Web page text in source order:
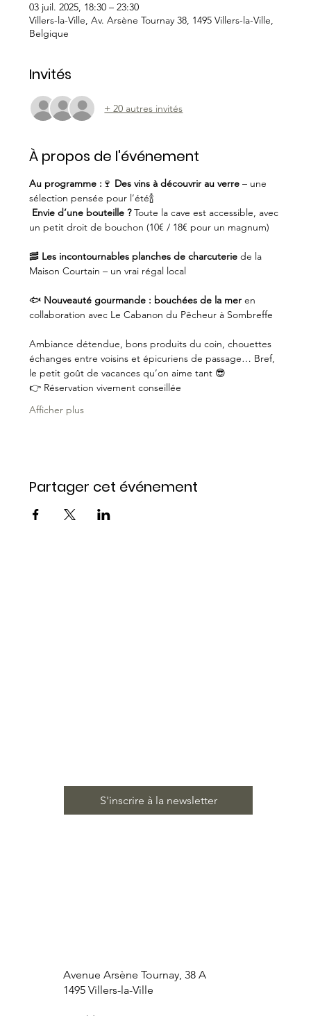
03 juil. 2025, 18:30 – 23:30
Villers-la-Ville, Av. Arsène Tournay 38, 1495 Villers-la-Ville,
Belgique
Invités
+ 20 autres invités
À propos de l'événement
Au programme : 🍷 Des vins à découvrir au verre – une
sélection pensée pour l’été🍾
Envie d’une bouteille ? Toute la cave est accessible, avec
un petit droit de bouchon (10€ / 18€ pour un magnum)
🥓 Les incontournables planches de charcuterie de la
Maison Courtain – un vrai régal local
🐟 Nouveauté gourmande : bouchées de la mer en
collaboration avec Le Cabanon du Pêcheur à Sombreffe
Ambiance détendue, bons produits du coin, chouettes
échanges entre voisins et épicuriens de passage… Bref,
le petit goût de vacances qu’on aime tant 😎
👉 Réservation vivement conseillée
Afficher plus
Partager cet événement
S'inscrire à la newsletter
Avenue Arsène Tournay, 38 A
1495 Villers-la-Ville